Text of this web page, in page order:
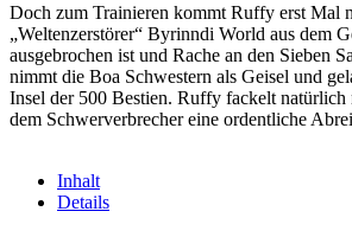
Doch zum Trainieren kommt Ruffy erst Mal
„Weltenzerstörer“ Byrinndi World aus dem
ausgebrochen ist und Rache an den Sieben
nimmt die Boa Schwestern als Geisel und
Insel der 500 Bestien. Ruffy fackelt
dem Schwerverbrecher eine ordentliche
Inhalt
Details